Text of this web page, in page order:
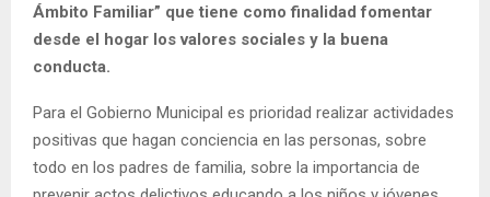
Ámbito Familiar” que tiene como finalidad fomentar
desde el hogar los valores sociales y la buena
conducta.
Para el Gobierno Municipal es prioridad realizar actividades
positivas que hagan conciencia en las personas, sobre
todo en los padres de familia, sobre la importancia de